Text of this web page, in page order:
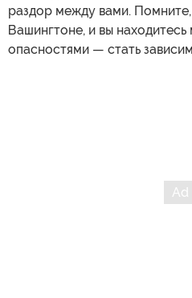
раздор между вами.
Вашингтоне, и вы
опасностями — стать